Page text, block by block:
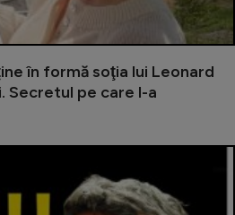
în formă soţia lui Leonard
Secretul pe care l-a